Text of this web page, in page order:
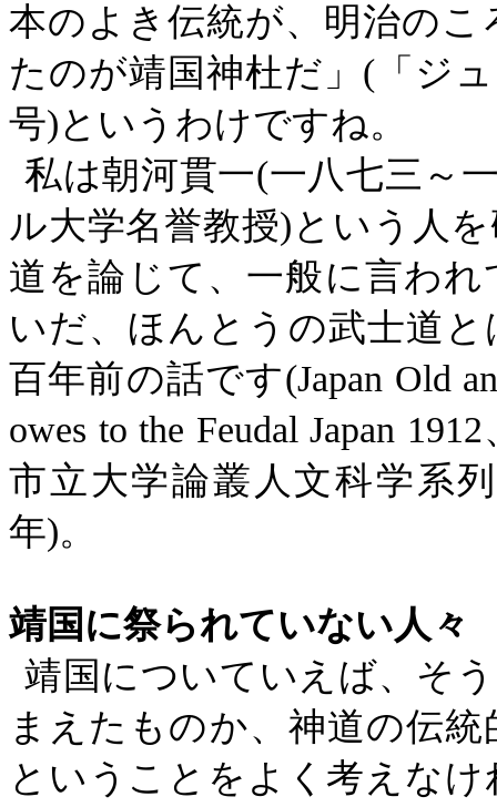
本のよき伝統が、明治の
たのが靖国神杜だ」 (「ジ
号)というわけですね。
私は朝河貫一(一八七三～
ル大学名誉教授) という人
道を論じて、一般に言わ
いだ、ほんとうの武士道
百年前の話です(Japan Old
owes to the Feudal Japan 1912
市立大学論叢人文科学系
年)。
靖国に祭られていない人々
靖国についていえば、そ
まえたものか、神道の伝
ということをよく考えな